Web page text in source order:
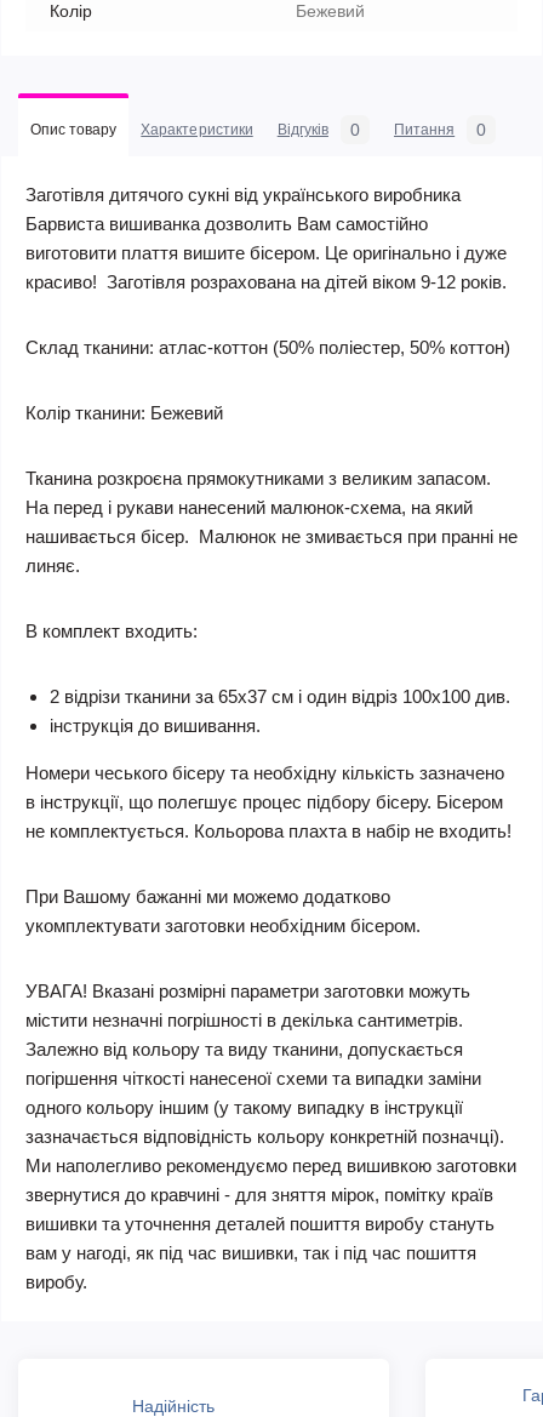
Колір Бежевий
Опис товару Характеристики Відгуків 0 Питання 0
Заготівля дитячого сукні від українського виробника
Барвиста вишиванка дозволить Вам самостійно
виготовити плаття вишите бісером. Це оригінально і дуже
красиво! Заготівля розрахована на дітей віком 9-12 років.
Склад тканини: атлас-коттон (50% поліестер, 50% коттон)
Колір тканини: Бежевий
Тканина розкроєна прямокутниками з великим запасом.
На перед і рукави нанесений малюнок-схема, на який
нашивається бісер. Малюнок не змивається при пранні не
линяє.
В комплект входить:
2 відрізи тканини за 65х37 см і один відріз 100х100 див.
інструкція до вишивання.
Номери чеського бісеру та необхідну кількість зазначено
в інструкції, що полегшує процес підбору бісеру. Бісером
не комплектується. Кольорова плахта в набір не входить!
При Вашому бажанні ми можемо додатково
укомплектувати заготовки необхідним бісером.
УВАГА! Вказані розмірні параметри заготовки можуть
містити незначні погрішності в декілька сантиметрів.
Залежно від кольору та виду тканини, допускається
погіршення чіткості нанесеної схеми та випадки заміни
одного кольору іншим (у такому випадку в інструкції
зазначається відповідність кольору конкретній позначці).
Ми наполегливо рекомендуємо перед вишивкою заготовки
звернутися до кравчині - для зняття мірок, помітку країв
вишивки та уточнення деталей пошиття виробу стануть
вам у нагоді, як під час вишивки, так і під час пошиття
виробу.
Надійність